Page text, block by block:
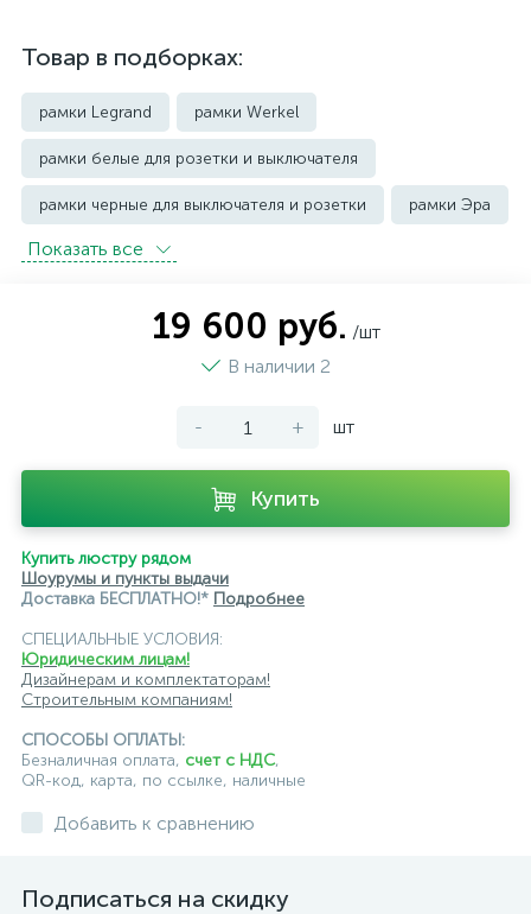
Товар в подборках:
рамки Legrand рамки Werkel
рамки белые для розетки и выключателя
рамки черные для выключателя и розетки рамки Эра
Показать всe
19 600 руб. /шт
В наличии 2
- + шт
Купить
Купить люстру рядом
Шоурумы и пункты выдачи
Доставка БЕСПЛАТНО!* Подробнее
СПЕЦИАЛЬНЫЕ УСЛОВИЯ:
Юридическим лицам!
Дизайнерам и комплектаторам!
Строительным компаниям!
СПОСОБЫ ОПЛАТЫ:
Безналичная оплата, счет с НДС,
QR-код, карта, по ссылке, наличные
Добавить к сравнению
Подписаться на скидку